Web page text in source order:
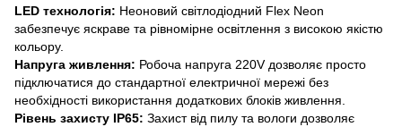
LED технологія: Неоновий світлодіодний Flex Neon
забезпечує яскраве та рівномірне освітлення з високою якістю
кольору.
Напруга живлення: Робоча напруга 220V дозволяє просто
підключатися до стандартної електричної мережі без
необхідності використання додаткових блоків живлення.
Рівень захисту IP65: Захист від пилу та вологи дозволяє